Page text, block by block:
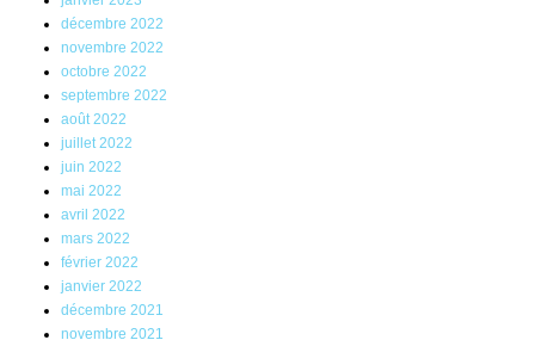
décembre 2022
novembre 2022
octobre 2022
septembre 2022
août 2022
juillet 2022
juin 2022
mai 2022
avril 2022
mars 2022
février 2022
janvier 2022
décembre 2021
novembre 2021